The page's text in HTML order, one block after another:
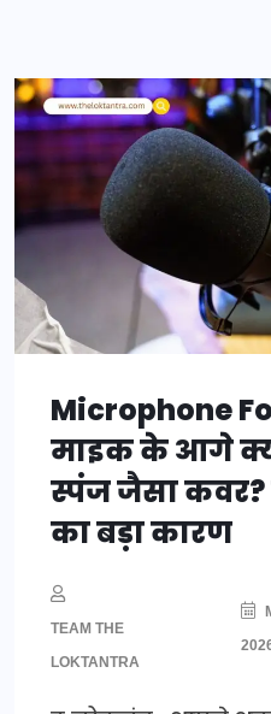
Microphone
माइक के आगे
स्पंज जैसा
का बड़ा कारण
TEAM THE
LOKTANTRA